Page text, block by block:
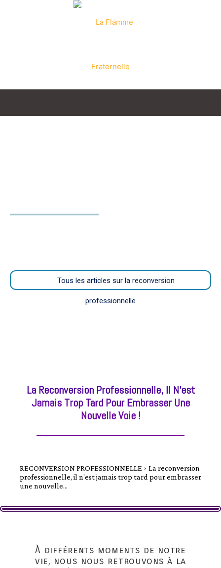
AFF
Tous les articles sur la reconversion
professionnelle
La Reconversion Professionnelle, Il N’est
Jamais Trop Tard Pour Embrasser Une
Nouvelle Voie !
RECONVERSION PROFESSIONNELLE
La reconversion
professionnelle, il n'est jamais trop tard pour embrasser
une nouvelle...
À différents moments de notre
vie, nous nous retrouvons à la